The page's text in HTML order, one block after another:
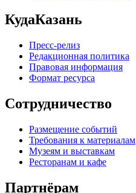
КудаКазань
Пресс-релиз
Редакционная политика
Правовая информация
Формат ресурса
Сотрудничество
Размещение событий
Требования к материалам
Музеям и выставкам
Ресторанам и кафе
Партнёрам